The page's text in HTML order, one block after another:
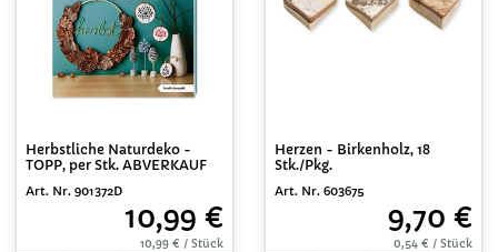
Herbstliche Naturdeko -
TOPP, per Stk. ABVERKAUF
Art. Nr. 901372D
10,99 €
10,99 € / Stück
Herzen - Birkenholz, 18
Stk./Pkg.
Art. Nr. 603675
9,70 €
0,54 € / Stück